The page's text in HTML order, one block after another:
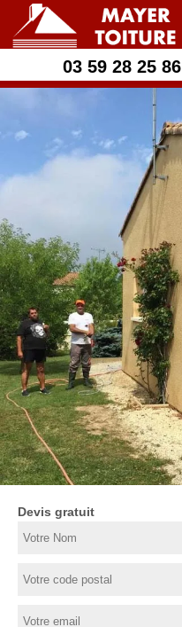
03 59 28 25 86
Devis gratuit